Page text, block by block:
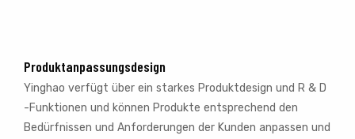
Produktanpassungsdesign
Yinghao verfügt über ein starkes Produktdesign und R & D
-Funktionen und können Produkte entsprechend den
Bedürfnissen und Anforderungen der Kunden anpassen und